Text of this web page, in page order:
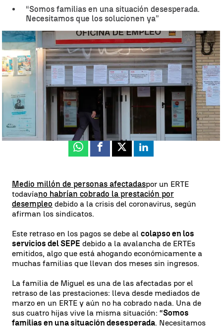
“Somos familias en una situación desesperada.
Necesitamos que los solucionen ya”
Los sindicatos denuncian que medio millón de ERTEs por el
coronavirus siguen sin cobrarse |Antena 3 Noticias
Antena 3 Noticias
Publicado:
13 de mayo de 2020, 18:15
Whatsapp
Facebook
X Linkedin
Medio millón de personas afectadaspor un ERTE
todavíano habrían cobrado la prestación por
desempleo debido a la crisis del coronavirus, según
afirman los sindicatos.
Este retraso en los pagos se debe al colapso en los
servicios del SEPE debido a la avalancha de ERTEs
emitidos, algo que está ahogando económicamente a
muchas familias que llevan dos meses sin ingresos.
La familia de Miguel es una de las afectadas por el
retraso de las prestaciones: lleva desde mediados de
marzo en un ERTE y aún no ha cobrado nada. Una de
sus cuatro hijas vive la misma situación: “Somos
familias en una situación desesperada. Necesitamos